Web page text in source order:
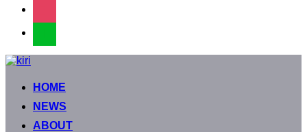
line
コ
HOME
NEWS
ABOUT